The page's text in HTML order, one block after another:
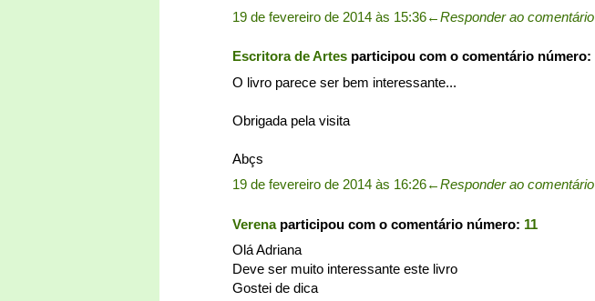
19 de fevereiro de 2014 às 15:36←Responder ao comentário
Escritora de Artes participou com o comentário número:
O livro parece ser bem interessante...
Obrigada pela visita
Abçs
19 de fevereiro de 2014 às 16:26←Responder ao comentário
Verenaparticipou com o comentário número: 11
Olá Adriana
Deve ser muito interessante este livro
Gostei de dica